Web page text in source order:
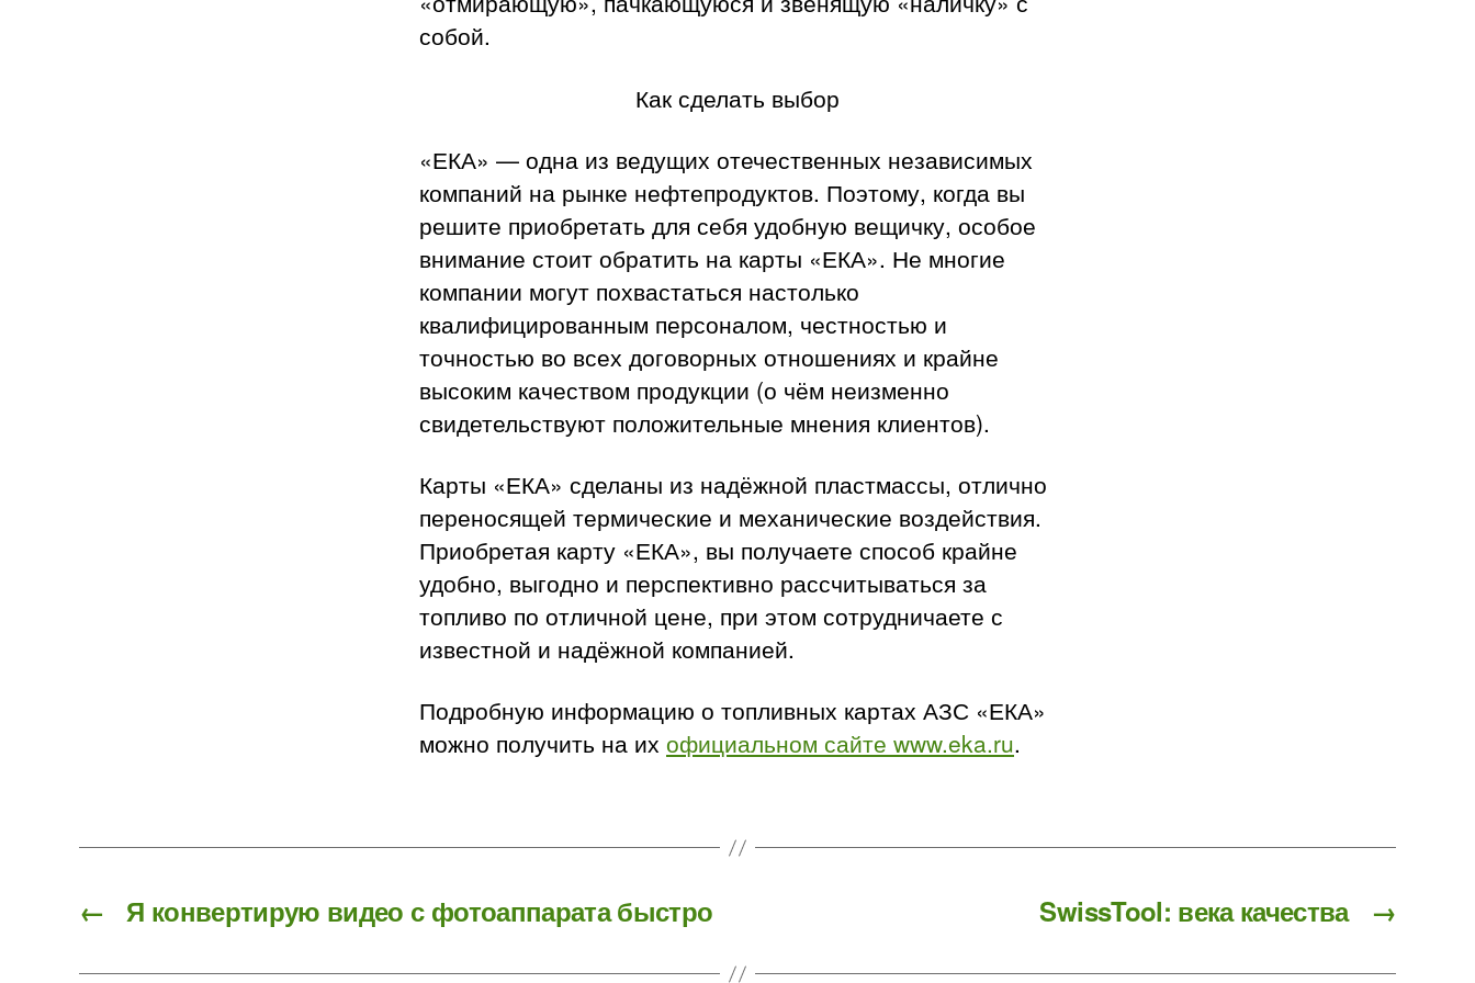
собой.
Как сделать выбор
«ЕКА» — одна из ведущих отечественных независимых
компаний на рынке нефтепродуктов. Поэтому, когда вы
решите приобретать для себя удобную вещичку, особое
внимание стоит обратить на карты «ЕКА». Не многие
компании могут похвастаться настолько
квалифицированным персоналом, честностью и
точностью во всех договорных отношениях и крайне
высоким качеством продукции (о чём неизменно
свидетельствуют положительные мнения клиентов).
Карты «ЕКА» сделаны из надёжной пластмассы, отлично
переносящей термические и механические воздействия.
Приобретая карту «ЕКА», вы получаете способ крайне
удобно, выгодно и перспективно рассчитываться за
топливо по отличной цене, при этом сотрудничаете с
известной и надёжной компанией.
Подробную информацию о топливных картах АЗС «ЕКА»
можно получить на их официальном сайте www.eka.ru.
← Я конвертирую видео с фотоаппарата быстро →
SwissTool: века качества